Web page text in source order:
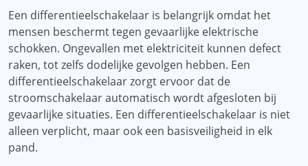
Een differentieelschakelaar is belangrijk omdat het
mensen beschermt tegen gevaarlijke elektrische
schokken. Ongevallen met elektriciteit kunnen defect
raken, tot zelfs dodelijke gevolgen hebben. Een
differentieelschakelaar zorgt ervoor dat de
stroomschakelaar automatisch wordt afgesloten bij
gevaarlijke situaties. Een differentieelschakelaar is niet
alleen verplicht, maar ook een basisveiligheid in elk
pand.